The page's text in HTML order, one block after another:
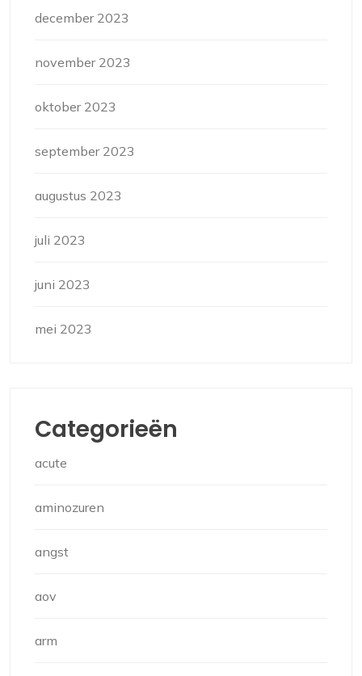
december 2023
november 2023
oktober 2023
september 2023
augustus 2023
juli 2023
juni 2023
mei 2023
Categorieën
acute
aminozuren
angst
aov
arm